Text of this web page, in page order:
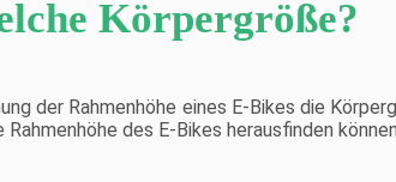
Körpergröße?
der Rahmenhöhe eines E-Bikes die
des E-Bikes herausfinden